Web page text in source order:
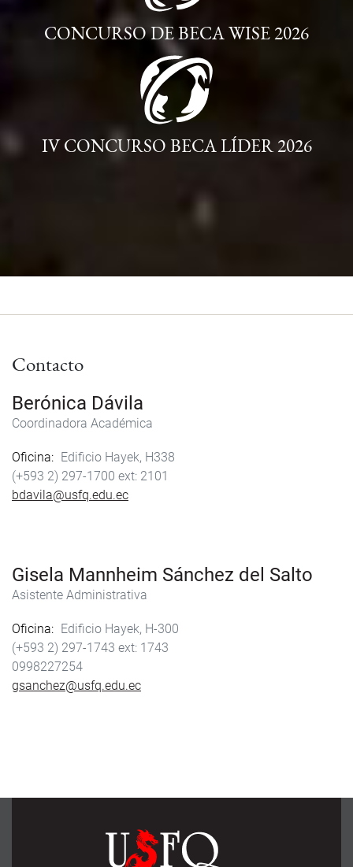
CONCURSO DE BECA WISE 2026
IV CONCURSO BECA LÍDER 2026
Contacto
Berónica Dávila
Coordinadora Académica
Oficina
Edificio Hayek, H338
(+593 2) 297-1700
2101
bdavila@usfq.edu.ec
Gisela Mannheim Sánchez del Salto
Asistente Administrativa
Oficina
Edificio Hayek, H-300
(+593 2) 297-1743
1743
0998227254
gsanchez@usfq.edu.ec